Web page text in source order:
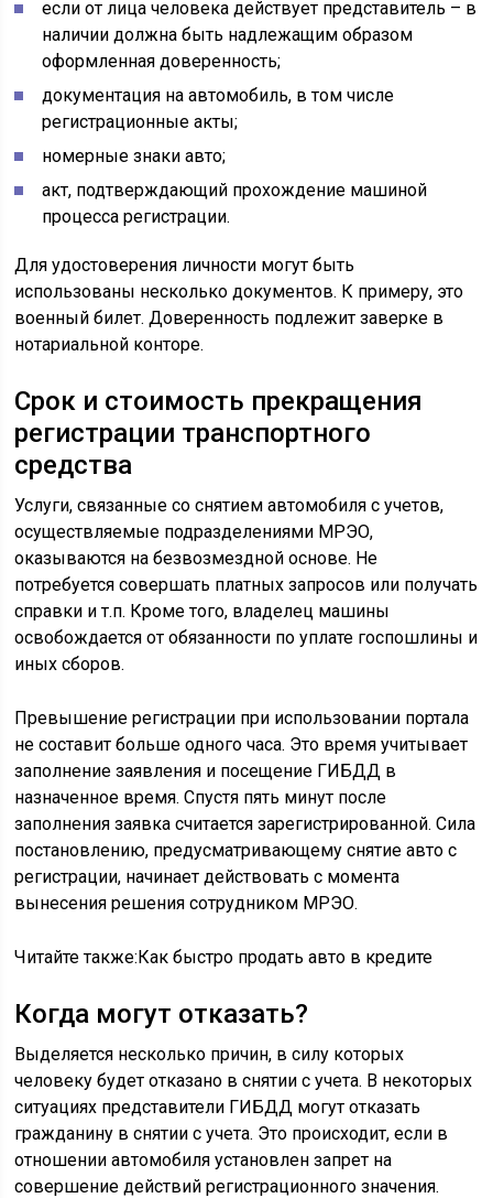
если от лица человека действует представитель – в
наличии должна быть надлежащим образом
оформленная доверенность;
документация на автомобиль, в том числе
регистрационные акты;
номерные знаки авто;
акт, подтверждающий прохождение машиной
процесса регистрации.
Для удостоверения личности могут быть
использованы несколько документов. К примеру, это
военный билет. Доверенность подлежит заверке в
нотариальной конторе.
Срок и стоимость прекращения
регистрации транспортного
средства
Услуги, связанные со снятием автомобиля с учетов,
осуществляемые подразделениями МРЭО,
оказываются на безвозмездной основе. Не
потребуется совершать платных запросов или получать
справки и т.п. Кроме того, владелец машины
освобождается от обязанности по уплате госпошлины и
иных сборов.
Превышение регистрации при использовании портала
не составит больше одного часа. Это время учитывает
заполнение заявления и посещение ГИБДД в
назначенное время. Спустя пять минут после
заполнения заявка считается зарегистрированной. Сила
постановлению, предусматривающему снятие авто с
регистрации, начинает действовать с момента
вынесения решения сотрудником МРЭО.
Читайте также:Как быстро продать авто в кредите
Когда могут отказать?
Выделяется несколько причин, в силу которых
человеку будет отказано в снятии с учета. В некоторых
ситуациях представители ГИБДД могут отказать
гражданину в снятии с учета. Это происходит, если в
отношении автомобиля установлен запрет на
совершение действий регистрационного значения.